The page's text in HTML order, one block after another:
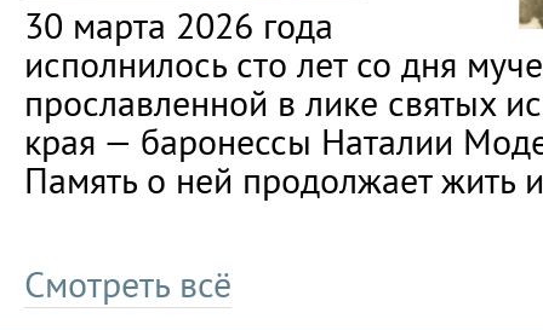
30 марта 2026 года
исполнилось сто лет со дня
прославленной в лике святых
края — баронессы Наталии
Память о ней продолжает жить
Смотреть всё